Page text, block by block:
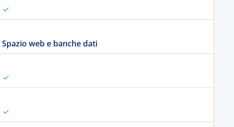
Spazio web e banche dati